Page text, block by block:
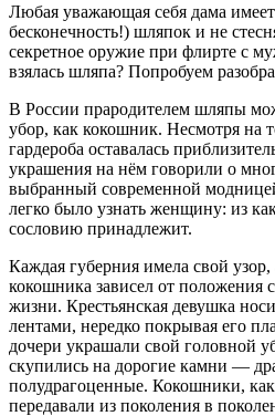
Любая уважающая себя дама
бесконечность!) шляпок и не
секретное оружие при флирте с
взялась шляпа? Попробуем
В России прародителем шляпы
убор, как кокошник. Несмотря на
гардероба оставалась
украшения на нём говорили о
выбранный современной
легко было узнать женщину: из
сословию принадлежит.
Каждая губерния имела свой
кокошника зависел от положения
жизни. Крестьянская девушка
лентами, нередко покрывая его
дочери украшали свой головной
скупились на дорогие камни —
полудрагоценные. Кокошники,
передавали из поколения в